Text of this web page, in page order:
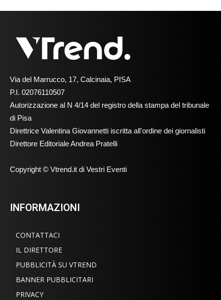
Via del Marrucco, 17, Calcinaia, PISA
P.I. 02076110507
Autorizzazione al N 4/14 del registro della stampa del tribunale
di Pisa
Direttrice Valentina Giovannetti iscritta all'ordine dei giornalisti
Direttore Editoriale Andrea Pratelli
Copyright © Vtrend.it di Vestri Eventi
INFORMAZIONI
CONTATTACI
IL DIRETTORE
PUBBLICITÀ SU VTREND
BANNER PUBBLICITARI
PRIVACY